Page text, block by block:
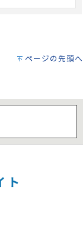
ページの先頭へ